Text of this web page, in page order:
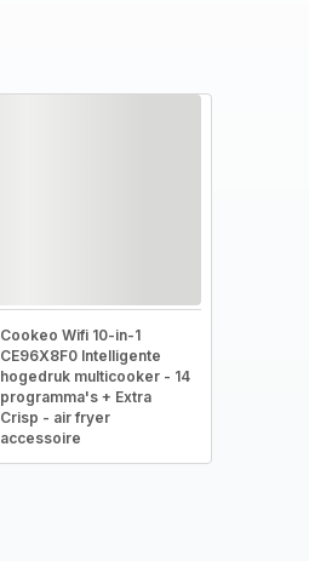
Cookeo Wifi 10-in-1
CE96X8F0 Intelligente
hogedruk multicooker - 14
programma's + Extra
Crisp - air fryer
accessoire